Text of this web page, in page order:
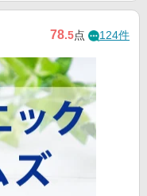
78.5点 124件